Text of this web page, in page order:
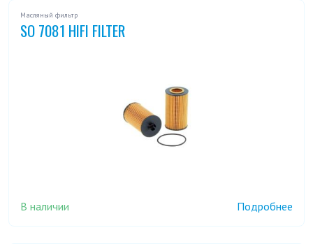
Масляный фильтр
SO 7081 HIFI FILTER
В наличии Подробнее